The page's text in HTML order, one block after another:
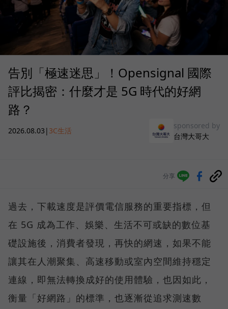
告別「極速迷思」！Opensignal 國際
評比揭密：什麼才是 5G 時代的好網
路？
2026.08.03 | 3C生活
sponsored by
台灣大哥大
分享
過去，下載速度是評價電信服務的重要指標，但
在 5G 成為工作、娛樂、生活不可或缺的數位基
礎設施後，消費者發現，再快的網速，如果不能
讓其在人潮聚集、高速移動或室內空間維持穩定
連線，即無法轉換成好的使用體驗，也因如此，
衡量「好網路」的標準，也逐漸從追求測速數